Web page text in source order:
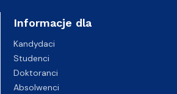
Informacje dla
Kandydaci
Studenci
Doktoranci
Absolwenci